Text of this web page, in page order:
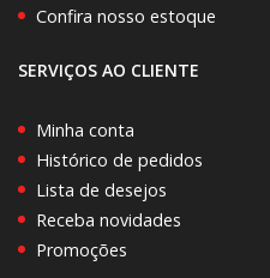
Confira nosso estoque
SERVIÇOS AO CLIENTE
Minha conta
Histórico de pedidos
Lista de desejos
Receba novidades
Promoções